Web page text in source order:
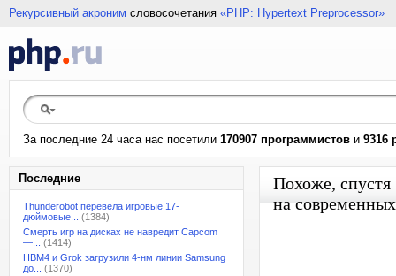
Рекурсивный акроним словосочетания «PHP: Hypertext Preprocessor»
За последние 24 часа нас посетили 170907 программистов и 9316
Последние
Thunderobot перевела игровые 17-
дюймовые...
(1384)
Смерть игр на дисках не навредит Capcom
—...
(1414)
HBM4 и Grok загрузили 4-нм линии Samsung
до...
(1370)
Похоже, спустя
на